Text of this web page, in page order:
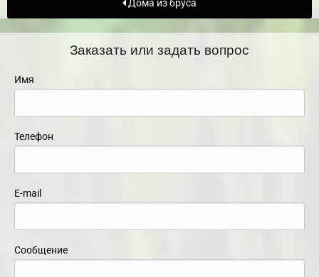
Дома из бруса
Заказать или задать вопрос
Имя
Телефон
E-mail
Сообщение